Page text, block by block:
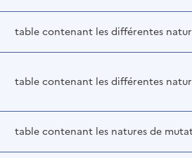
table contenant les différentes
table contenant les différentes
table contenant les natures de